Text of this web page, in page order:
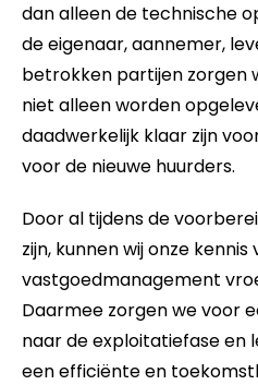
dan alleen de technische
de eigenaar, aannemer,
betrokken partijen zorgen
niet alleen worden
daadwerkelijk klaar zijn
voor de nieuwe huurders.
Door al tijdens de
zijn, kunnen wij onze kennis
vastgoedmanagement
Daarmee zorgen we voor
naar de exploitatiefase en
een efficiënte en